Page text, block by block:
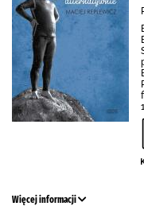
Więcej informacji